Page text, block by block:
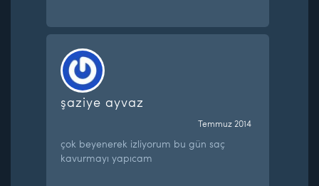
şaziye ayvaz
Temmuz 2014
çok beyenerek izliyorum bu gün saç
kavurmayı yapıcam